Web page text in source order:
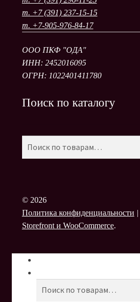
т. +7 (391) 237-15-15
т. +7-905-976-84-17
ООО ПКФ "ОДА"
ИНН: 2452016095
ОГРН: 1022401411780
Поиск по каталогу
© 2026
Политика конфиденциальности
Storefront и WooCommerce.